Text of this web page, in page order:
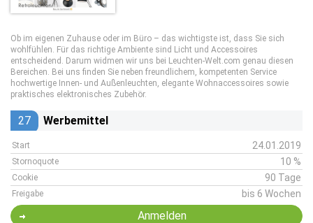
Ob im eigenen Zuhause oder im Büro – das wichtigste ist, dass Sie sich
wohlfühlen. Für das richtige Ambiente sind Licht und Accessoires
entscheidend. Darum widmen wir uns bei Leuchten-Welt.com genau diesen
Bereichen. Bei uns finden Sie neben freundlichem, kompetenten Service
hochwertige Innen- und Außenleuchten, elegante Wohnaccessoires sowie
praktisches elektronisches Zubehör.
27 Werbemittel
Start 24.01.2019
Stornoquote 10 %
Cookie 90 Tage
Freigabe bis 6 Wochen
Anmelden